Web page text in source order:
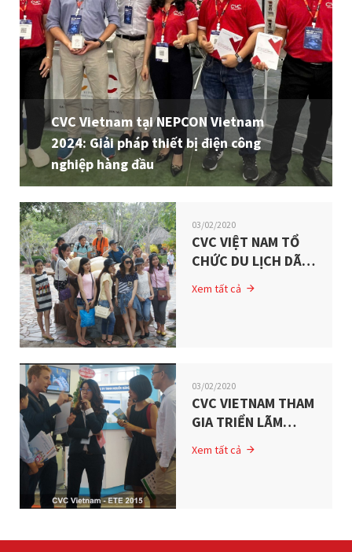
CVC Vietnam tại NEPCON Vietnam
2024: Giải pháp thiết bị điện công
nghiệp hàng đầu
03/02/2020
CVC VIỆT NAM TỔ
CHỨC DU LỊCH DÃ
NGOẠI CHO NHÂN
VIÊN CÔNG TY NHÂN
Xem tất cả
03/02/2020
CVC VIETNAM THAM
GIA TRIỂN LÃM
QUỐC TẾ LẦN THỨ
8 VỀ CÔNG NGHỆ &
Xem tất cả